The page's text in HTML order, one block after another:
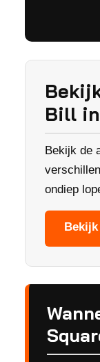
Bill
Bekijk de
ondiep